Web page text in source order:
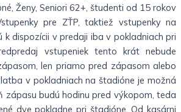
Ženy, Seniori 62+, študenti od 15 rokov
pre ZŤP, taktiež vstupenky na
k dispozícii v predaji iba v pokladniach pri
vstupeniek tento krát nebude
len priamo pred zápasom alebo
v pokladniach na štadióne je možná
zápasu budú hodinu pred výkopom, teda
dve pokladne pri štadióne. Od kasárni